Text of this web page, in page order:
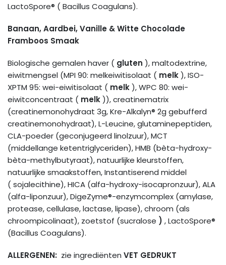
LactoSpore® ( Bacillus Coagulans).
Banaan, Aardbei, Vanille & Witte Chocolade
Framboos Smaak
Biologische gemalen haver ( gluten ), maltodextrine,
eiwitmengsel (MPI 90: melkeiwitisolaat ( melk), ISO-
XPTM 95: wei-eiwitisolaat ( melk), WPC 80: wei-
eiwitconcentraat ( melk)), creatinematrix
(creatinemonohydraat 3g, Kre-Alkalyn® 2g gebufferd
creatinemonohydraat), L-Leucine, glutaminepeptiden,
CLA-poeder (geconjugeerd linolzuur), MCT
(middellange ketentriglyceriden), HMB (bèta-hydroxy-
bèta-methylbutyraat), natuurlijke kleurstoffen,
natuurlijke smaakstoffen, Instantiserend middel
( sojalecithine), HICA (alfa-hydroxy-isocapronzuur), ALA
(alfa-liponzuur), DigeZyme®-enzymcomplex (amylase,
protease, cellulase, lactase, lipase), chroom (als
chroompicolinaat), zoetstof (sucralose ) , LactoSpore®
(Bacillus Coagulans).
ALLERGENEN: zie ingrediënten VET GEDRUKT